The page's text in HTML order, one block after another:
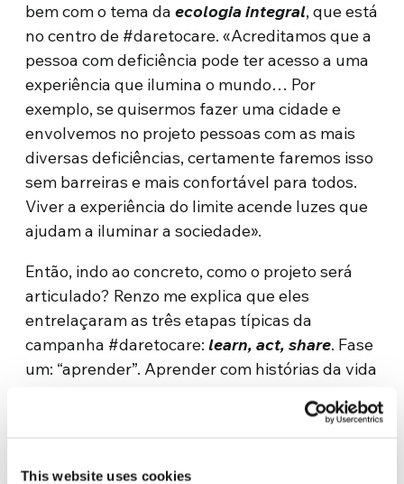
This website uses cookies
bem com o tema daecologia integral, que está
no centro de #daretocare. «Acreditamos que a
pessoa com deficiência pode ter acesso a uma
experiência que ilumina o mundo… Por
exemplo, se quisermos fazer uma cidade e
envolvemos no projeto pessoas com as mais
diversas deficiências, certamente faremos isso
sem barreiras e mais confortável para todos.
Viver a experiência do limite acende luzes que
ajudam a iluminar a sociedade».
Então, indo ao concreto, como o projeto será
articulado? Renzo me explica que eles
entrelaçaram as três etapas típicas da
campanha #daretocare:learn, act, share. Fase
um: “aprender”. Aprender com histórias da vida
atualmente empenhados na pesquisa e coleta
deficiência ou de outras pessoas envolvidas na